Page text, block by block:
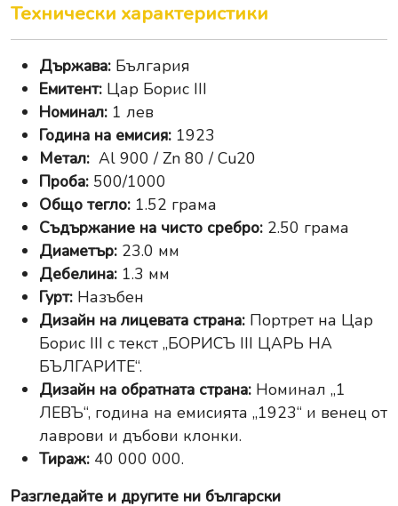
Технически характеристики
Държава: България
Емитент: Цар Борис III
Номинал: 1 лев
Година на емисия: 1923
Метал: Al 900 / Zn 80 / Cu20
Проба: 500/1000
Общо тегло: 1.52 грама
Съдържание на чисто сребро: 2.50 грама
Диаметър: 23.0 мм
Дебелина: 1.3 мм
Гурт: Назъбен
Дизайн на лицевата страна: Портрет на Цар
Борис III с текст „БОРИСЪ III ЦАРЬ НА
БЪЛГАРИТЕ“.
Дизайн на обратната страна: Номинал „1
ЛЕВЪ“, година на емисията „1923“ и венец от
лаврови и дъбови клонки.
Тираж: 40 000 000.
Разгледайте и другите ни български